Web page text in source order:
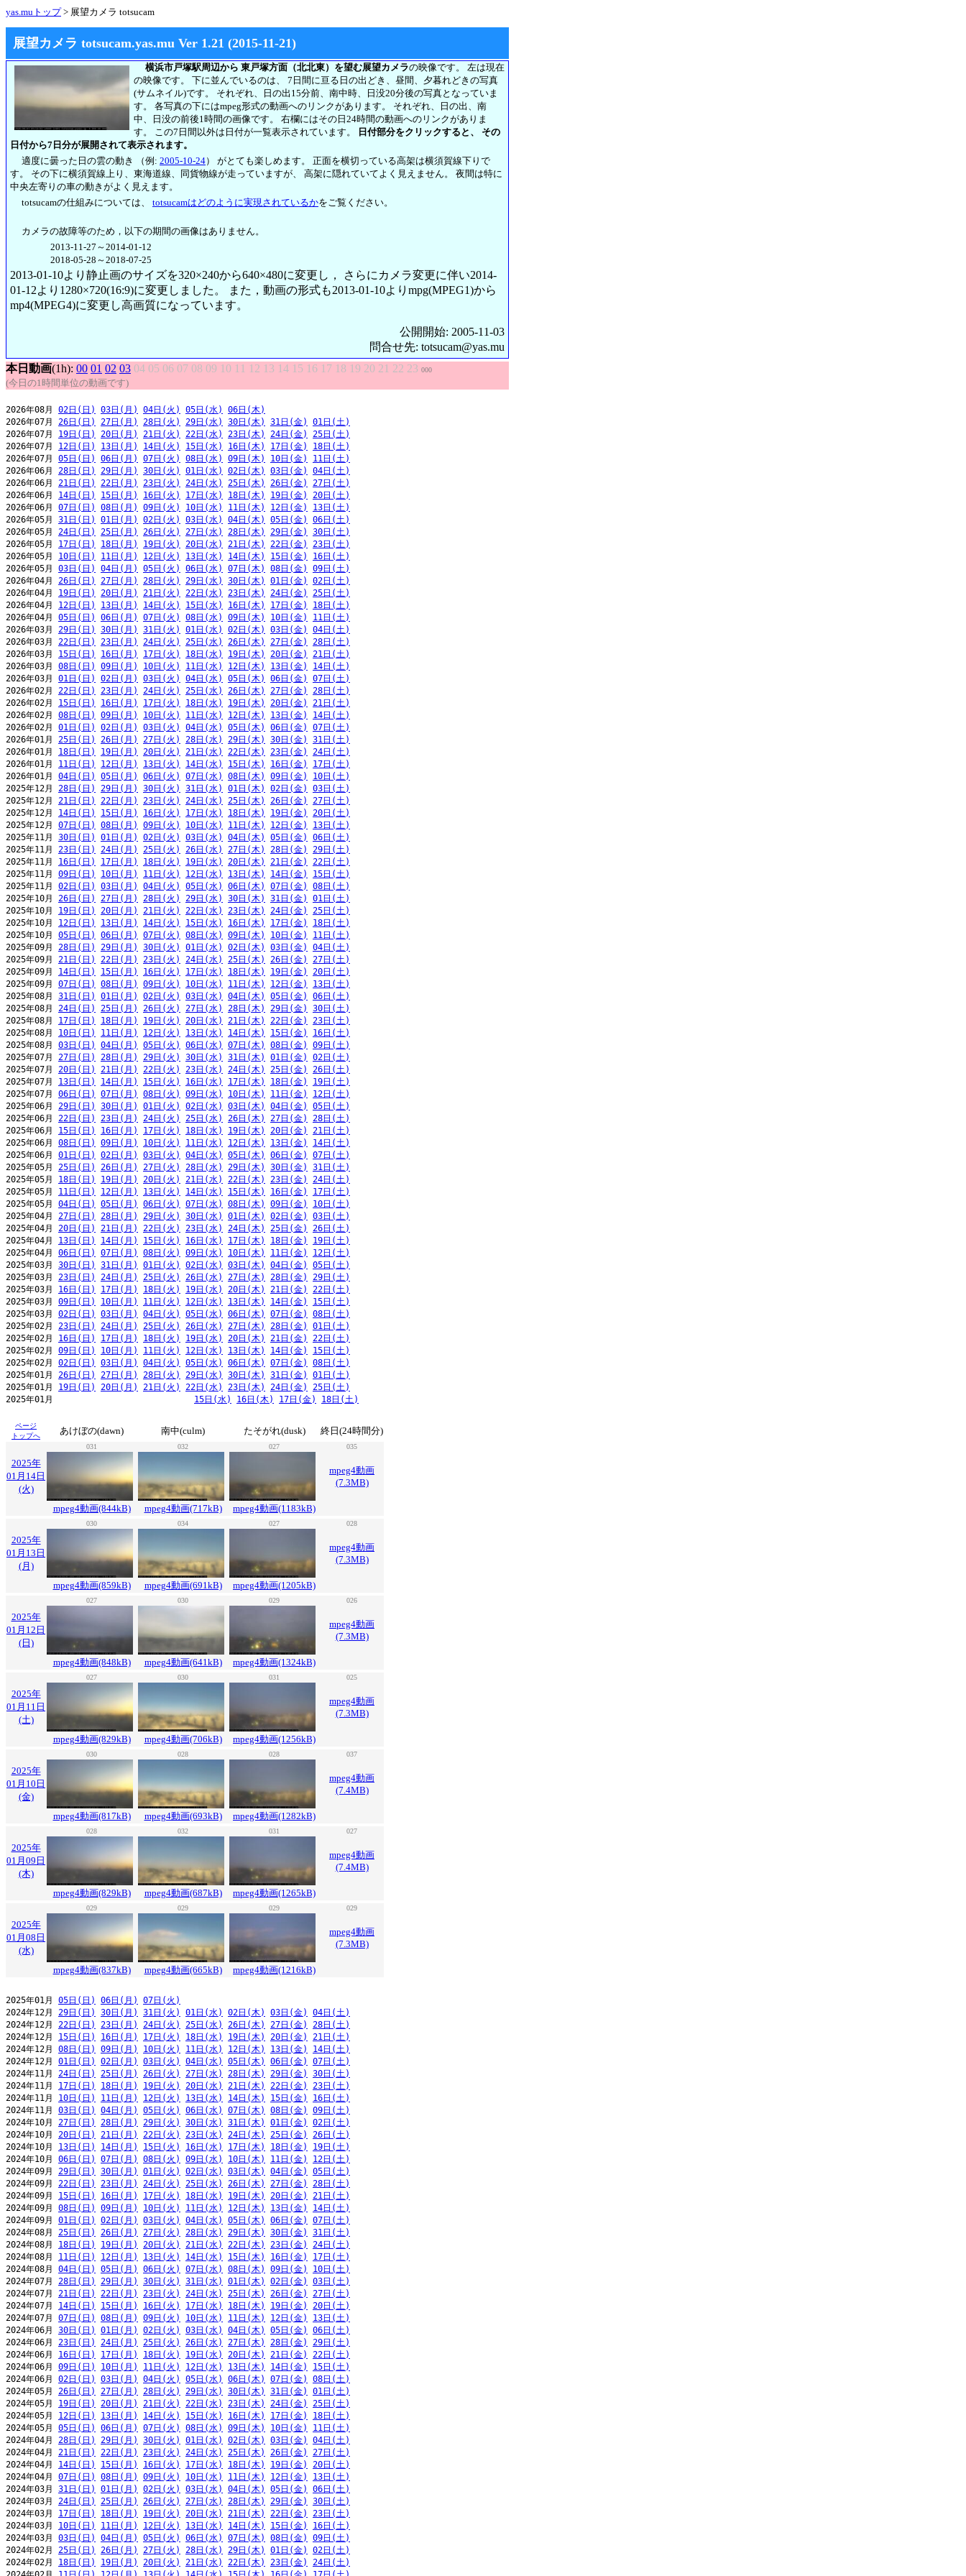
yas.muトップ> 展望カメラ totsucam
展望カメラ totsucam.yas.mu Ver 1.21 (2015-11-21)
横浜市戸塚駅周辺から 東戸塚方面（北北東）を望む展望カメラの映像です。 左は現在
の映像です。 下に並んでいるのは、 7日間に亘る日の出どき、昼間、夕暮れどきの写真
(サムネイル)です。 それぞれ、日の出15分前、南中時、日没20分後の写真となっていま
す。 各写真の下にはmpeg形式の動画へのリンクがあります。 それぞれ、日の出、南
中、日没の前後1時間の画像です。 右欄にはその日24時間の動画へのリンクがありま
す。 この7日間以外は日付が一覧表示されています。
日付部分をクリックすると、 その
日付から7日分が展開されて表示されます。
適度に曇った日の雲の動き （例: 2005-10-24） がとても楽しめます。 正面を横切っている高架は横須賀線下りで
す。 その下に横須賀線上り、東海道線、同貨物線が走っていますが、 高架に隠れていてよく見えません。 夜間は特に
中央左寄りの車の動きがよく見えます。
totsucamの仕組みについては、 totsucamはどのように実現されているかをご覧ください。
カメラの故障等のため，以下の期間の画像はありません。
2013-11-27～2014-01-12
2018-05-28～2018-07-25
2013-01-10より静止画のサイズを320×240から640×480に変更し， さらにカメラ変更に伴い2014-
01-12より1280×720(16:9)に変更しました。 また，動画の形式も2013-01-10よりmpg(MPEG1)から
mp4(MPEG4)に変更し高画質になっています。
公開開始: 2005-11-03
問合せ先: totsucam@yas.mu
本日動画(1h): 00 01 02 03 04 05 06 07 08 09 10 11 12 13 14 15 16 17 18 19 20 21 22 23 000
(今日の1時間単位の動画です)
2026年08月 02日(日) 03日(月) 04日(火) 05日(水)
06日(木)
2026年07月 26日(日) 27日(月) 28日(火) 29日(水) 30日(木) 31日(金)
01日(土)
2026年07月 19日(日) 20日(月) 21日(火) 22日(水) 23日(木) 24日(金)
25日(土)
2026年07月 12日(日) 13日(月) 14日(火) 15日(水) 16日(木) 17日(金)
18日(土)
2026年07月 05日(日) 06日(月) 07日(火) 08日(水) 09日(木) 10日(金)
11日(土)
2026年06月 28日(日) 29日(月) 30日(火) 01日(水) 02日(木) 03日(金)
04日(土)
2026年06月 21日(日) 22日(月) 23日(火) 24日(水) 25日(木) 26日(金)
27日(土)
2026年06月 14日(日) 15日(月) 16日(火) 17日(水) 18日(木) 19日(金)
20日(土)
2026年06月 07日(日) 08日(月) 09日(火) 10日(水) 11日(木) 12日(金)
13日(土)
2026年05月 31日(日) 01日(月) 02日(火) 03日(水) 04日(木) 05日(金)
06日(土)
2026年05月 24日(日) 25日(月) 26日(火) 27日(水) 28日(木) 29日(金)
30日(土)
2026年05月 17日(日) 18日(月) 19日(火) 20日(水) 21日(木) 22日(金)
23日(土)
2026年05月 10日(日) 11日(月) 12日(火) 13日(水) 14日(木) 15日(金)
16日(土)
2026年05月 03日(日) 04日(月) 05日(火) 06日(水) 07日(木) 08日(金)
09日(土)
2026年04月 26日(日) 27日(月) 28日(火) 29日(水) 30日(木) 01日(金)
02日(土)
2026年04月 19日(日) 20日(月) 21日(火) 22日(水) 23日(木) 24日(金)
25日(土)
2026年04月 12日(日) 13日(月) 14日(火) 15日(水) 16日(木) 17日(金)
18日(土)
2026年04月 05日(日) 06日(月) 07日(火) 08日(水) 09日(木) 10日(金)
11日(土)
2026年03月 29日(日) 30日(月) 31日(火) 01日(水) 02日(木) 03日(金)
04日(土)
2026年03月 22日(日) 23日(月) 24日(火) 25日(水) 26日(木) 27日(金)
28日(土)
2026年03月 15日(日) 16日(月) 17日(火) 18日(水) 19日(木) 20日(金)
21日(土)
2026年03月 08日(日) 09日(月) 10日(火) 11日(水) 12日(木) 13日(金)
14日(土)
2026年03月 01日(日) 02日(月) 03日(火) 04日(水) 05日(木) 06日(金)
07日(土)
2026年02月 22日(日) 23日(月) 24日(火) 25日(水) 26日(木) 27日(金)
28日(土)
2026年02月 15日(日) 16日(月) 17日(火) 18日(水) 19日(木) 20日(金)
21日(土)
2026年02月 08日(日) 09日(月) 10日(火) 11日(水) 12日(木) 13日(金)
14日(土)
2026年02月 01日(日) 02日(月) 03日(火) 04日(水) 05日(木) 06日(金)
07日(土)
2026年01月 25日(日) 26日(月) 27日(火) 28日(水) 29日(木) 30日(金)
31日(土)
2026年01月 18日(日) 19日(月) 20日(火) 21日(水) 22日(木) 23日(金)
24日(土)
2026年01月 11日(日) 12日(月) 13日(火) 14日(水) 15日(木) 16日(金)
17日(土)
2026年01月 04日(日) 05日(月) 06日(火) 07日(水) 08日(木) 09日(金)
10日(土)
2025年12月 28日(日) 29日(月) 30日(火) 31日(水) 01日(木) 02日(金)
03日(土)
2025年12月 21日(日) 22日(月) 23日(火) 24日(水) 25日(木) 26日(金)
27日(土)
2025年12月 14日(日) 15日(月) 16日(火) 17日(水) 18日(木) 19日(金)
20日(土)
2025年12月 07日(日) 08日(月) 09日(火) 10日(水) 11日(木) 12日(金)
13日(土)
2025年11月 30日(日) 01日(月) 02日(火) 03日(水) 04日(木) 05日(金)
06日(土)
2025年11月 23日(日) 24日(月) 25日(火) 26日(水) 27日(木) 28日(金)
29日(土)
2025年11月 16日(日) 17日(月) 18日(火) 19日(水) 20日(木) 21日(金)
22日(土)
2025年11月 09日(日) 10日(月) 11日(火) 12日(水) 13日(木) 14日(金)
15日(土)
2025年11月 02日(日) 03日(月) 04日(火) 05日(水) 06日(木) 07日(金)
08日(土)
2025年10月 26日(日) 27日(月) 28日(火) 29日(水) 30日(木) 31日(金)
01日(土)
2025年10月 19日(日) 20日(月) 21日(火) 22日(水) 23日(木) 24日(金)
25日(土)
2025年10月 12日(日) 13日(月) 14日(火) 15日(水) 16日(木) 17日(金)
18日(土)
2025年10月 05日(日) 06日(月) 07日(火) 08日(水) 09日(木) 10日(金)
11日(土)
2025年09月 28日(日) 29日(月) 30日(火) 01日(水) 02日(木) 03日(金)
04日(土)
2025年09月 21日(日) 22日(月) 23日(火) 24日(水) 25日(木) 26日(金)
27日(土)
2025年09月 14日(日) 15日(月) 16日(火) 17日(水) 18日(木) 19日(金)
20日(土)
2025年09月 07日(日) 08日(月) 09日(火) 10日(水) 11日(木) 12日(金)
13日(土)
2025年08月 31日(日) 01日(月) 02日(火) 03日(水) 04日(木) 05日(金)
06日(土)
2025年08月 24日(日) 25日(月) 26日(火) 27日(水) 28日(木) 29日(金)
30日(土)
2025年08月 17日(日) 18日(月) 19日(火) 20日(水) 21日(木) 22日(金)
23日(土)
2025年08月 10日(日) 11日(月) 12日(火) 13日(水) 14日(木) 15日(金)
16日(土)
2025年08月 03日(日) 04日(月) 05日(火) 06日(水) 07日(木) 08日(金)
09日(土)
2025年07月 27日(日) 28日(月) 29日(火) 30日(水) 31日(木) 01日(金)
02日(土)
2025年07月 20日(日) 21日(月) 22日(火) 23日(水) 24日(木) 25日(金)
26日(土)
2025年07月 13日(日) 14日(月) 15日(火) 16日(水) 17日(木) 18日(金)
19日(土)
2025年07月 06日(日) 07日(月) 08日(火) 09日(水) 10日(木) 11日(金)
12日(土)
2025年06月 29日(日) 30日(月) 01日(火) 02日(水) 03日(木) 04日(金)
05日(土)
2025年06月 22日(日) 23日(月) 24日(火) 25日(水) 26日(木) 27日(金)
28日(土)
2025年06月 15日(日) 16日(月) 17日(火) 18日(水) 19日(木) 20日(金)
21日(土)
2025年06月 08日(日) 09日(月) 10日(火) 11日(水) 12日(木) 13日(金)
14日(土)
2025年06月 01日(日) 02日(月) 03日(火) 04日(水) 05日(木) 06日(金)
07日(土)
2025年05月 25日(日) 26日(月) 27日(火) 28日(水) 29日(木) 30日(金)
31日(土)
2025年05月 18日(日) 19日(月) 20日(火) 21日(水) 22日(木) 23日(金)
24日(土)
2025年05月 11日(日) 12日(月) 13日(火) 14日(水) 15日(木) 16日(金)
17日(土)
2025年05月 04日(日) 05日(月) 06日(火) 07日(水) 08日(木) 09日(金)
10日(土)
2025年04月 27日(日) 28日(月) 29日(火) 30日(水) 01日(木) 02日(金)
03日(土)
2025年04月 20日(日) 21日(月) 22日(火) 23日(水) 24日(木) 25日(金)
26日(土)
2025年04月 13日(日) 14日(月) 15日(火) 16日(水) 17日(木) 18日(金)
19日(土)
2025年04月 06日(日) 07日(月) 08日(火) 09日(水) 10日(木) 11日(金)
12日(土)
2025年03月 30日(日) 31日(月) 01日(火) 02日(水) 03日(木) 04日(金)
05日(土)
2025年03月 23日(日) 24日(月) 25日(火) 26日(水) 27日(木) 28日(金)
29日(土)
2025年03月 16日(日) 17日(月) 18日(火) 19日(水) 20日(木) 21日(金)
22日(土)
2025年03月 09日(日) 10日(月) 11日(火) 12日(水) 13日(木) 14日(金)
15日(土)
2025年03月 02日(日) 03日(月) 04日(火) 05日(水) 06日(木) 07日(金)
08日(土)
2025年02月 23日(日) 24日(月) 25日(火) 26日(水) 27日(木) 28日(金)
01日(土)
2025年02月 16日(日) 17日(月) 18日(火) 19日(水) 20日(木) 21日(金)
22日(土)
2025年02月 09日(日) 10日(月) 11日(火) 12日(水) 13日(木) 14日(金)
15日(土)
2025年02月 02日(日) 03日(月) 04日(火) 05日(水) 06日(木) 07日(金)
08日(土)
2025年01月 26日(日) 27日(月) 28日(火) 29日(水) 30日(木) 31日(金)
01日(土)
2025年01月 19日(日) 20日(月) 21日(火) 22日(水) 23日(木) 24日(金)
25日(土)
2025年01月 15日(水) 16日(木) 17日(金) 18日(土)
ページ
トップへ
あけぼの(dawn) 南中(culm) たそがれ(dusk) 終日(24時間分)
031 032 027 035
2025年
01月14日
(火)
mpeg4動画
(7.3MB)
mpeg4動画(844kB) mpeg4動画(717kB) mpeg4動画(1183kB)
030 034 027 028
2025年
01月13日
(月)
mpeg4動画
(7.3MB)
mpeg4動画(859kB) mpeg4動画(691kB) mpeg4動画(1205kB)
027 030 029 026
2025年
01月12日
(日)
mpeg4動画
(7.3MB)
mpeg4動画(848kB) mpeg4動画(641kB) mpeg4動画(1324kB)
027 030 031 025
2025年
01月11日
(土)
mpeg4動画
(7.3MB)
mpeg4動画(829kB) mpeg4動画(706kB) mpeg4動画(1256kB)
030 028 028 037
2025年
01月10日
(金)
mpeg4動画
(7.4MB)
mpeg4動画(817kB) mpeg4動画(693kB) mpeg4動画(1282kB)
028 032 031 027
2025年
01月09日
(木)
mpeg4動画
(7.4MB)
mpeg4動画(829kB) mpeg4動画(687kB) mpeg4動画(1265kB)
029 029 029 029
2025年
01月08日
(水)
mpeg4動画
(7.3MB)
mpeg4動画(837kB) mpeg4動画(665kB) mpeg4動画(1216kB)
2025年01月 05日(日) 06日(月)
07日(火)
2024年12月 29日(日) 30日(月) 31日(火) 01日(水) 02日(木) 03日(金)
04日(土)
2024年12月 22日(日) 23日(月) 24日(火) 25日(水) 26日(木) 27日(金)
28日(土)
2024年12月 15日(日) 16日(月) 17日(火) 18日(水) 19日(木) 20日(金)
21日(土)
2024年12月 08日(日) 09日(月) 10日(火) 11日(水) 12日(木) 13日(金)
14日(土)
2024年12月 01日(日) 02日(月) 03日(火) 04日(水) 05日(木) 06日(金)
07日(土)
2024年11月 24日(日) 25日(月) 26日(火) 27日(水) 28日(木) 29日(金)
30日(土)
2024年11月 17日(日) 18日(月) 19日(火) 20日(水) 21日(木) 22日(金)
23日(土)
2024年11月 10日(日) 11日(月) 12日(火) 13日(水) 14日(木) 15日(金)
16日(土)
2024年11月 03日(日) 04日(月) 05日(火) 06日(水) 07日(木) 08日(金)
09日(土)
2024年10月 27日(日) 28日(月) 29日(火) 30日(水) 31日(木) 01日(金)
02日(土)
2024年10月 20日(日) 21日(月) 22日(火) 23日(水) 24日(木) 25日(金)
26日(土)
2024年10月 13日(日) 14日(月) 15日(火) 16日(水) 17日(木) 18日(金)
19日(土)
2024年10月 06日(日) 07日(月) 08日(火) 09日(水) 10日(木) 11日(金)
12日(土)
2024年09月 29日(日) 30日(月) 01日(火) 02日(水) 03日(木) 04日(金)
05日(土)
2024年09月 22日(日) 23日(月) 24日(火) 25日(水) 26日(木) 27日(金)
28日(土)
2024年09月 15日(日) 16日(月) 17日(火) 18日(水) 19日(木) 20日(金)
21日(土)
2024年09月 08日(日) 09日(月) 10日(火) 11日(水) 12日(木) 13日(金)
14日(土)
2024年09月 01日(日) 02日(月) 03日(火) 04日(水) 05日(木) 06日(金)
07日(土)
2024年08月 25日(日) 26日(月) 27日(火) 28日(水) 29日(木) 30日(金)
31日(土)
2024年08月 18日(日) 19日(月) 20日(火) 21日(水) 22日(木) 23日(金)
24日(土)
2024年08月 11日(日) 12日(月) 13日(火) 14日(水) 15日(木) 16日(金)
17日(土)
2024年08月 04日(日) 05日(月) 06日(火) 07日(水) 08日(木) 09日(金)
10日(土)
2024年07月 28日(日) 29日(月) 30日(火) 31日(水) 01日(木) 02日(金)
03日(土)
2024年07月 21日(日) 22日(月) 23日(火) 24日(水) 25日(木) 26日(金)
27日(土)
2024年07月 14日(日) 15日(月) 16日(火) 17日(水) 18日(木) 19日(金)
20日(土)
2024年07月 07日(日) 08日(月) 09日(火) 10日(水) 11日(木) 12日(金)
13日(土)
2024年06月 30日(日) 01日(月) 02日(火) 03日(水) 04日(木) 05日(金)
06日(土)
2024年06月 23日(日) 24日(月) 25日(火) 26日(水) 27日(木) 28日(金)
29日(土)
2024年06月 16日(日) 17日(月) 18日(火) 19日(水) 20日(木) 21日(金)
22日(土)
2024年06月 09日(日) 10日(月) 11日(火) 12日(水) 13日(木) 14日(金)
15日(土)
2024年06月 02日(日) 03日(月) 04日(火) 05日(水) 06日(木) 07日(金)
08日(土)
2024年05月 26日(日) 27日(月) 28日(火) 29日(水) 30日(木) 31日(金)
01日(土)
2024年05月 19日(日) 20日(月) 21日(火) 22日(水) 23日(木) 24日(金)
25日(土)
2024年05月 12日(日) 13日(月) 14日(火) 15日(水) 16日(木) 17日(金)
18日(土)
2024年05月 05日(日) 06日(月) 07日(火) 08日(水) 09日(木) 10日(金)
11日(土)
2024年04月 28日(日) 29日(月) 30日(火) 01日(水) 02日(木) 03日(金)
04日(土)
2024年04月 21日(日) 22日(月) 23日(火) 24日(水) 25日(木) 26日(金)
27日(土)
2024年04月 14日(日) 15日(月) 16日(火) 17日(水) 18日(木) 19日(金)
20日(土)
2024年04月 07日(日) 08日(月) 09日(火) 10日(水) 11日(木) 12日(金)
13日(土)
2024年03月 31日(日) 01日(月) 02日(火) 03日(水) 04日(木) 05日(金)
06日(土)
2024年03月 24日(日) 25日(月) 26日(火) 27日(水) 28日(木) 29日(金)
30日(土)
2024年03月 17日(日) 18日(月) 19日(火) 20日(水) 21日(木) 22日(金)
23日(土)
2024年03月 10日(日) 11日(月) 12日(火) 13日(水) 14日(木) 15日(金)
16日(土)
2024年03月 03日(日) 04日(月) 05日(火) 06日(水) 07日(木) 08日(金)
09日(土)
2024年02月 25日(日) 26日(月) 27日(火) 28日(水) 29日(木) 01日(金)
02日(土)
2024年02月 18日(日) 19日(月) 20日(火) 21日(水) 22日(木) 23日(金)
24日(土)